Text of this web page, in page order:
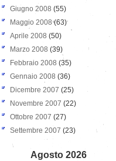
Giugno 2008 (55)
Maggio 2008(63)
Aprile 2008 (50)
Marzo 2008 (39)
Febbraio 2008 (35)
Gennaio 2008 (36)
Dicembre 2007 (25)
Novembre 2007 (22)
Ottobre 2007 (27)
Settembre 2007 (23)
Agosto 2026